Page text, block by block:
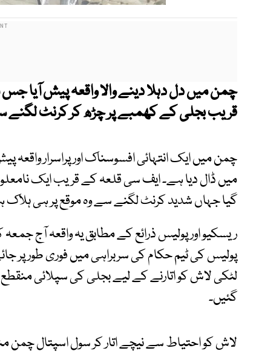
چمن میں دل دہلا دینے والا واقعہ پیش
قریب بجلی کے کھمبے پر چڑھ کر کرنٹ لگنے
چمن میں ایک انتہائی افسوسناک اور پراسرار
میں ڈال دیا ہے۔ ایف سی قلعہ کے قریب ایک
گیا جہاں شدید کرنٹ لگنے سے وہ موقع پر ہی ہلاک
ریسکیو اور پولیس ذرائع کے مطابق یہ واقعہ آج
پولیس کی ٹیم حکام کی سربراہی میں فوری طور پر
لٹکی لاش کو اتارنے کے لیے بجلی کی سپلائی
گئیں۔
لاش کو احتیاط سے نیچے اتار کر سول اسپتال چمن